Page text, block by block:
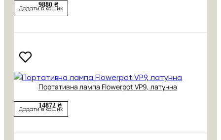
9880 ₴
Додати в кошик
Портативна лампа Flowerpot VP9, латунна
14872 ₴
Додати в кошик